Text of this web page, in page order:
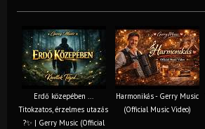
Erdő közepében ...
Titokzatos, érzelmes utazás
?✨ | Gerry Music (Official
Harmonikás - Gerry Music
(Official Music Video)